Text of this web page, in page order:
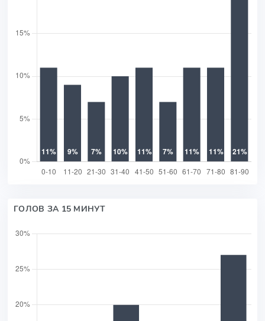
ГОЛОВ ЗА 15 МИНУТ